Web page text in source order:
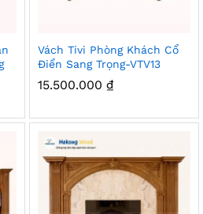
Vách Tivi Phòng Khách Cổ
Điển Sang Trọng-VTV13
15.500.000 ₫